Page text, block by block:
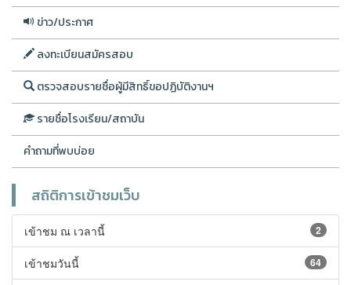
ข่าว/ประกาศ
ลงทะเบียนสมัครสอบ
ตรวจสอบรายชื่อผู้มีสิทธิ์ขอปฏิบัติงานฯ
รายชื่อโรงเรียน/สถาบัน
คำถามที่พบบ่อย
สถิติการเข้าชมเว็บ
2
เข้าชม ณ เวลานี้
64
เข้าชมวันนี้